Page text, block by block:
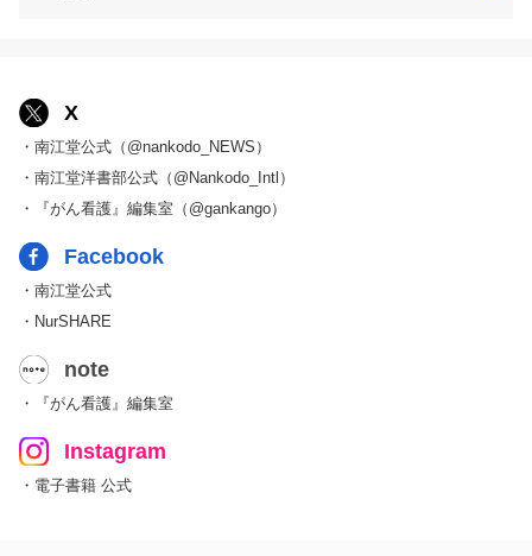
X
・南江堂公式（@nankodo_NEWS）
・南江堂洋書部公式（@Nankodo_Intl）
・『がん看護』編集室（@gankango）
Facebook
・南江堂公式
・NurSHARE
note
・『がん看護』編集室
Instagram
・電子書籍 公式